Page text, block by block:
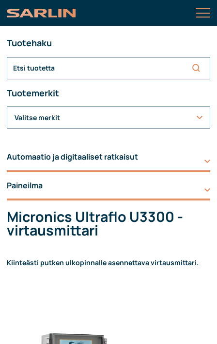
Tuotehaku
Tuotemerkit
Valitse merkit
Automaatio ja digitaaliset ratkaisut
Paineilma
Micronics Ultraflo U3300 -
virtausmittari
Kiinteästi putken ulkopinnalle asennettava virtausmittari.